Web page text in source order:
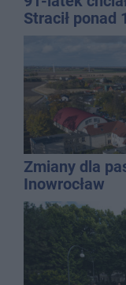
Stracił ponad
Zmiany dla
Inowrocław